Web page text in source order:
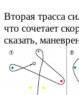
Вторая трасса
что сочетает
сказать,